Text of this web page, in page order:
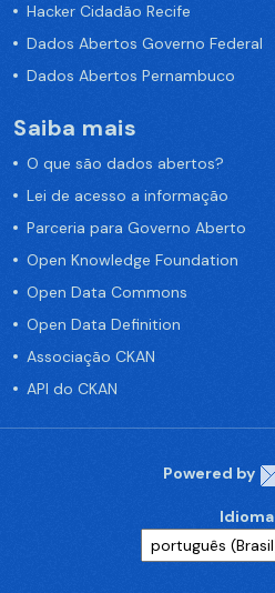
Hacker Cidadão Recife
Dados Abertos Governo Federal
Dados Abertos Pernambuco
Saiba mais
O que são dados abertos?
Lei de acesso a informação
Parceria para Governo Aberto
Open Knowledge Foundation
Open Data Commons
Open Data Definition
Associação CKAN
API do CKAN
Powered by
Idioma